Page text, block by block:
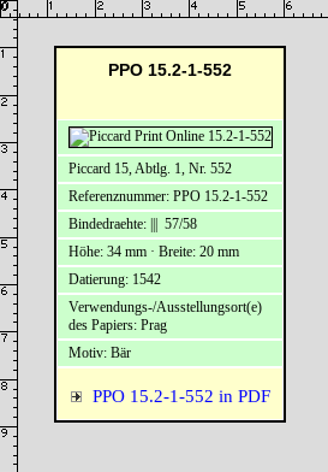
PPO 15.2-1-552
PPO 15.2-1-552 in PDF
Piccard 15, Abtlg. 1, Nr. 552
Referenznummer: PPO 15.2-1-552
Bindedraehte: ||| 57/58
Höhe: 34 mm · Breite: 20 mm
Datierung: 1542
Verwendungs-/Ausstellungsort(e)
des Papiers: Prag
Motiv: Bär